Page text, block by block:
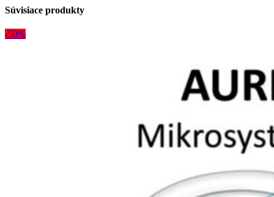
Súvisiace produkty
-50%